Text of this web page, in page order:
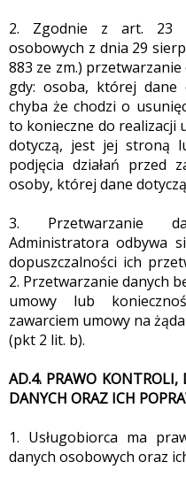
2. Zgodnie z art. 23
osobowych z dnia 29
883 ze zm.)
gdy: osoba, której dane
chyba że chodzi o
to konieczne do realizacji
dotyczą, jest jej stroną
podjęcia działań przed
osoby, której dane
3. Przetwarzanie
Administratora odbywa
dopuszczalności ich
2. Przetwarzanie danych
umowy lub
zawarciem umowy na
(pkt 2 lit. b).
AD.4. PRAWO KONTROLI,
DANYCH ORAZ ICH
1. Usługobiorca ma
danych osobowych oraz